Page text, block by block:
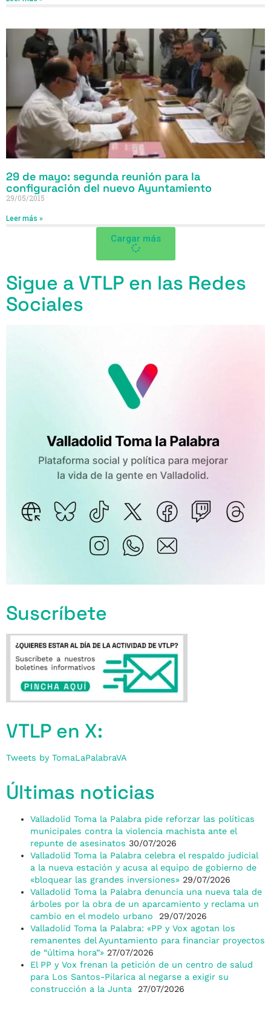
29 de mayo: segunda reunión para la
configuración del nuevo Ayuntamiento
29/05/2015
Leer más »
Cargar más
Sigue a VTLP en las Redes
Sociales
Suscríbete
VTLP en X:
Tweets by TomaLaPalabraVA
Últimas noticias
Valladolid Toma la Palabra pide reforzar las políticas
municipales contra la violencia machista ante el
repunte de asesinatos 30/07/2026
Valladolid Toma la Palabra celebra el respaldo judicial
a la nueva estación y acusa al equipo de gobierno de
«bloquear las grandes inversiones» 29/07/2026
Valladolid Toma la Palabra denuncia una nueva tala de
árboles por la obra de un aparcamiento y reclama un
cambio en el modelo urbano
29/07/2026
Valladolid Toma la Palabra: «PP y Vox agotan los
remanentes del Ayuntamiento para financiar proyectos
de “última hora”» 27/07/2026
El PP y Vox frenan la petición de un centro de salud
para Los Santos-Pilarica al negarse a exigir su
construcción a la Junta
27/07/2026